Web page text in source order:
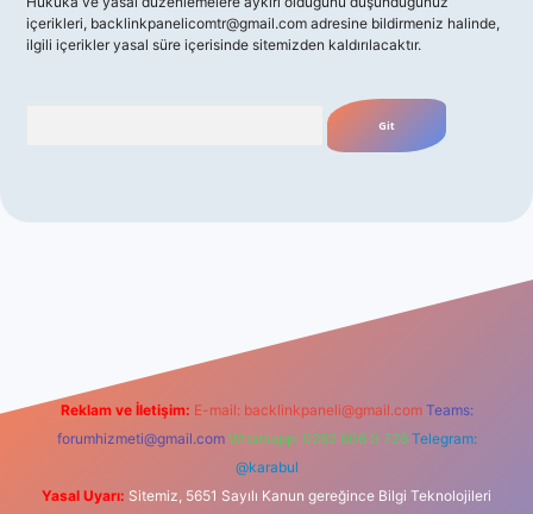
içerikleri, backlinkpanelicomtr@gmail.com adresine bildirmeniz halinde,
ilgili içerikler yasal süre içerisinde sitemizden kaldırılacaktır.
Reklam ve İletişim: E-mail: backlinkpaneli@gmail.com Teams:
forumhizmeti@gmail.com Whatsapp: 0262 606 0 726 Telegram:
@karabul
Yasal Uyarı: Sitemiz, 5651 Sayılı Kanun gereğince Bilgi Teknolojileri